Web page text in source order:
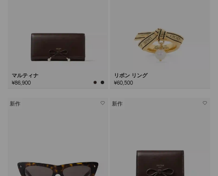
マルティナ
¥86,900
リボン リング
¥60,500
新作 新作